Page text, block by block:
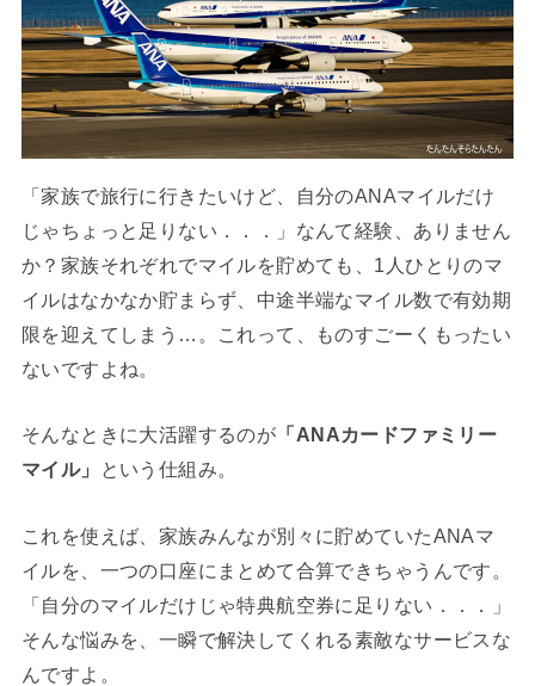
「家族で旅行に行きたいけど、自分のANAマイルだけ
じゃちょっと足りない．．．」なんて経験、ありません
か？家族それぞれでマイルを貯めても、1人ひとりのマ
イルはなかなか貯まらず、中途半端なマイル数で有効期
限を迎えてしまう…。これって、ものすごーくもったい
ないですよね。
そんなときに大活躍するのが 「ANAカードファミリー
マイル」
という仕組み。
これを使えば、家族みんなが別々に貯めていたANAマ
イルを、一つの口座にまとめて合算できちゃうんです。
「自分のマイルだけじゃ特典航空券に足りない．．．」
そんな悩みを、一瞬で解決してくれる素敵なサービスな
んですよ。